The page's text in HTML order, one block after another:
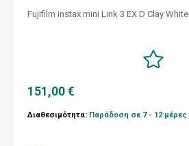
Fujifilm instax mini Link 3 EX D Clay White
151,00 €
Διαθεσιμότητα: Παράδοση σε 7 - 12 μέρες